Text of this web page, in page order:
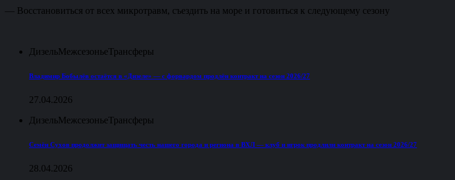
— Восстановиться от всех микротравм, съездить на море и готовиться к следующему сезону
ДизельМежсезоньеТрансферы
Владимир Бобылёв остаётся в «Дизеле» — с форвардом продлён контракт на сезон 2026/27
27.04.2026
ДизельМежсезоньеТрансферы
Семён Сухов продолжит защищать честь нашего города и региона в ВХЛ — клуб и игрок продлили контракт на сезон 2026/27
28.04.2026